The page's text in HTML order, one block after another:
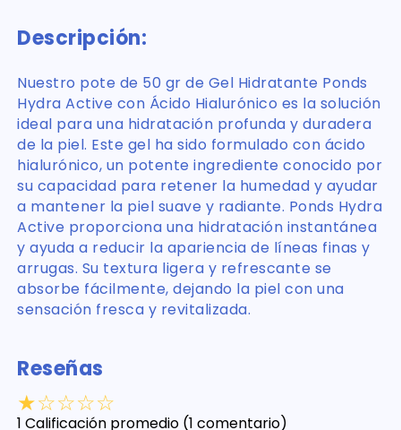
Descripción:
Nuestro pote de 50 gr de Gel Hidratante Ponds
Hydra Active con Ácido Hialurónico es la solución
ideal para una hidratación profunda y duradera
de la piel. Este gel ha sido formulado con ácido
hialurónico, un potente ingrediente conocido por
su capacidad para retener la humedad y ayudar
a mantener la piel suave y radiante. Ponds Hydra
Active proporciona una hidratación instantánea
y ayuda a reducir la apariencia de líneas finas y
arrugas. Su textura ligera y refrescante se
absorbe fácilmente, dejando la piel con una
sensación fresca y revitalizada.
Reseñas
★☆☆☆☆
1 Calificación promedio (1 comentario)